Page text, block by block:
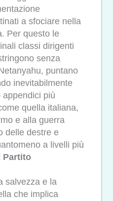
a sfociare nella
Per questo le
classi dirigenti
senza
puntano
inevitabilmente
più
quella italiana,
e alla guerra
delle destre e
a livelli più
Partito
salvezza e la
che implica